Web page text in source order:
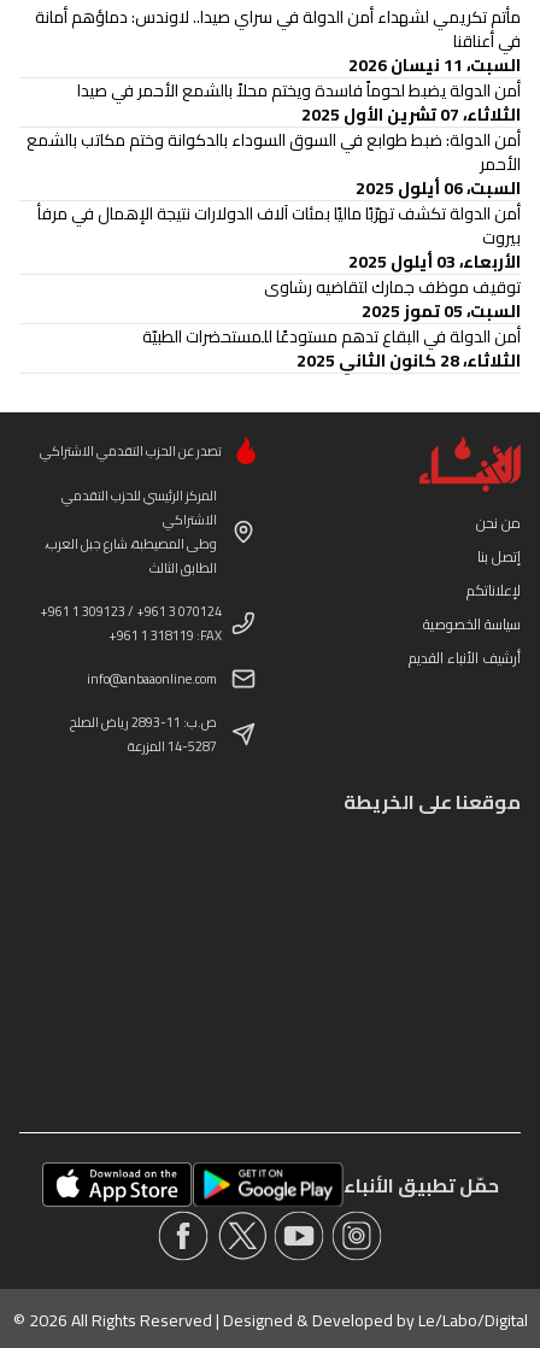
مأتم تكريمي لشهداء أمن الدولة في سراي صيدا.. لاوندس: دماؤهم أمانة
في أعناقنا
السبت، 11 نيسان 2026
أمن الدولة يضبط لحوماً فاسدة ويختم محلاً بالشمع الأحمر في صيدا
الثلاثاء، 07 تشرين الأول 2025
أمن الدولة: ضبط طوابع في السوق السوداء بالدكوانة وختم مكاتب بالشمع
الأحمر
السبت، 06 أيلول 2025
‏أمن الدولة تكشف تهرّبًا ماليًا بمئات آلاف الدولارات نتيجة الإهمال في مرفأ
بيروت
الأربعاء، 03 أيلول 2025
توقيف موظف جمارك لتقاضيه رشاوى
السبت، 05 تموز 2025
أمن الدولة في البقاع تدهم مستودعًا للمستحضرات الطبيّة
الثلاثاء، 28 كانون الثاني 2025
من نحن
إتصل بنا
لإعلاناتكم
سياسة الخصوصية
أرشيف الأنباء القديم
تصدر عن الحزب التقدمي الاشتراكي
المركز الرئيسي للحزب التقدمي
الاشتراكي
وطى المصيطبة، شارع جبل العرب،
الطابق الثالث
+961 1 309123 / +961 3 070124
+961 1 318119 :FAX
info@anbaaonline.com
ص.ب: 11-2893 رياض الصلح
14-5287 المزرعة
موقعنا على الخريطة
حمّل تطبيق الأنباء
© 2026 All Rights Reserved | Designed & Developed byLe/Labo/Digital